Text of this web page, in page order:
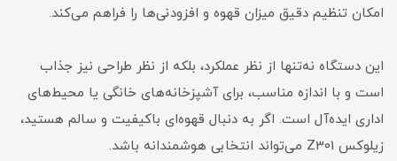
امکان تنظیم دقیق میزان قهوه و افزودنی‌ها را فراهم می‌کند.
این دستگاه نه‌تنها از نظر عملکرد، بلکه از نظر طراحی نیز جذاب
است و با اندازه مناسب، برای آشپزخانه‌های خانگی یا محیط‌های
اداری ایده‌آل است. اگر به دنبال قهوه‌ای باکیفیت و سالم هستید،
زیلوکس Z301 می‌تواند انتخابی هوشمندانه باشد.